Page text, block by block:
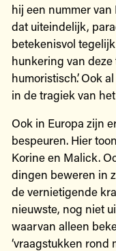
hij een nummer
dat uiteindelijk,
betekenisvol
hunkering van deze
humoristisch’. Ook
in de tragiek van
Ook in Europa zijn
bespeuren. Hier
Korine en Malick.
dingen beweren in
de vernietigende
nieuwste, nog niet
waarvan alleen
‘vraagstukken rond